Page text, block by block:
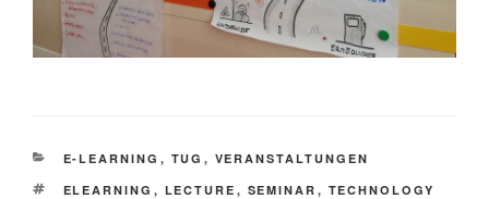
KATEGORIEN
E-LEARNING , TUG , VERANSTALTUNGEN
SCHLAGWÖRTER
ELEARNING , LECTURE , SEMINAR , TECHNOLOGY